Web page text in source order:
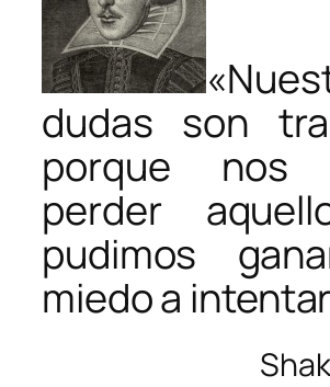
dudas son
porque nos
perder
pudimos
miedo a